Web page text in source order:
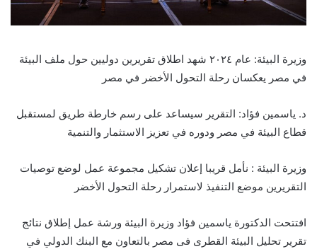
وزيرة البيئة: عام ٢٠٢٤ شهد اطلاق تقريرين دوليين حول ملف البيئة
في مصر يعكسان رحلة التحول الأخضر في مصر
د. ياسمين فؤاد: التقرير سيساعد على رسم خارطة طريق لمستقبل
قطاع البيئة في مصر ودوره في تعزيز الاستثمار والتنمية
وزيرة البيئة : نأمل قريبا إعلان تشكيل مجموعة عمل لوضع توصيات
التقريرين موضع التنفيذ لاستمرار رحلة التحول الأخضر
افتتحت الدكتورة ياسمين فؤاد وزيرة البيئة ورشة عمل إطلاق نتائج
تقرير تحليل البيئة القطرى فى مصر بالتعاون مع البنك الدولي في